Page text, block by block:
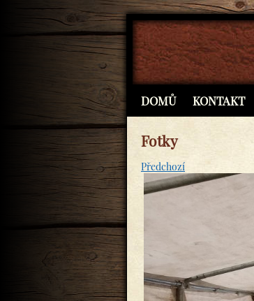
DOMŮ KONTAKT
Fotky
Předchozí